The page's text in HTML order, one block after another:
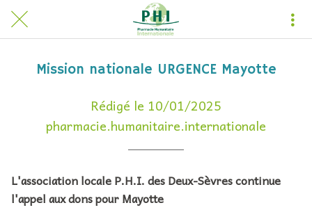
Mission nationale URGENCE Mayotte
Rédigé le 10/01/2025
pharmacie.humanitaire.internationale
L'association locale P.H.I. des Deux-Sèvres continue
l'appel aux dons pour Mayotte